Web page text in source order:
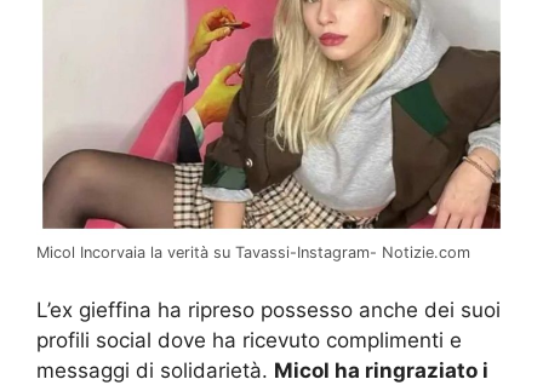
Micol Incorvaia la verità su Tavassi-Instagram- Notizie.com
L’ex gieffina ha ripreso possesso anche dei suoi
profili social dove ha ricevuto complimenti e
messaggi di solidarietà. Micol ha ringraziato i